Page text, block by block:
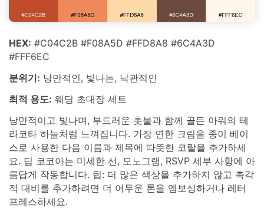
HEX: #C04C2B #F08A5D #FFD8A8 #6C4A3D
#FFF6EC
분위기: 낭만적인, 빛나는, 낙관적인
최적 용도: 웨딩 초대장 세트
낭만적이고 빛나며, 부드러운 촛불과 함께 골든 아워의 테
라코타 하늘처럼 느껴집니다. 가장 연한 크림을 종이 베이
스로 사용한 다음 이름과 제목에 따뜻한 코랄을 추가하세
요. 딥 코코아는 미세한 선, 모노그램, RSVP 세부 사항에 아
름답게 작동합니다. 팁: 더 많은 색상을 추가하지 않고 촉각
적 대비를 추가하려면 더 어두운 톤을 엠보싱하거나 레터
프레스하세요.